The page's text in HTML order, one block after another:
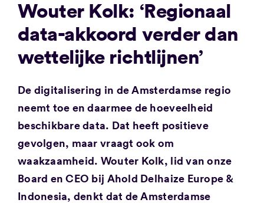
Wouter Kolk: ‘Regionaal
data-akkoord verder dan
wettelijke richtlijnen’
De digitalisering in de Amsterdamse regio
neemt toe en daarmee de hoeveelheid
beschikbare data. Dat heeft positieve
gevolgen, maar vraagt ook om
waakzaamheid. Wouter Kolk, lid van onze
Board en CEO bij Ahold Delhaize Europe &
Indonesia, denkt dat de Amsterdamse